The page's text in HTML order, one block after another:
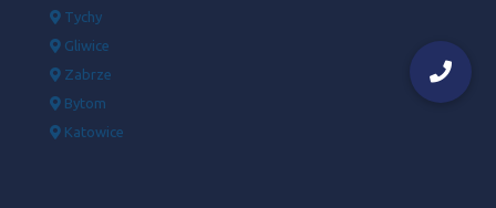
Tychy
Gliwice
Zabrze
Bytom
Katowice